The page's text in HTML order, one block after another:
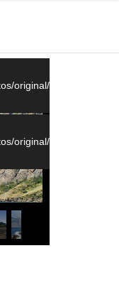
original/8a/14/e3/
original/8a/14/e3/